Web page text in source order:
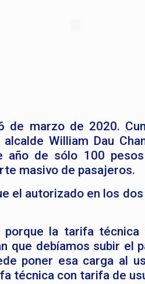
de marzo de 2020.
William Dau
año de sólo 100
masivo de pasajeros.
el autorizado en los
la tarifa
que debíamos subir el
poner esa carga al
técnica con tarifa de